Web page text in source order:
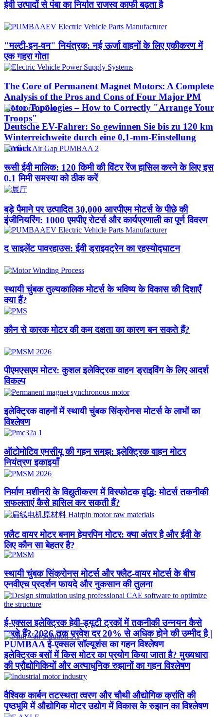
ईवी उत्पादों से पंबा का निर्यात राजस्व काफी बढ़ता है
"मल्टी-इन-वन" नियंत्रक: नई ऊर्जा वाहनों के लिए एकीकरण में
एक गहरा गोता
The Core of Permanent Magnet Motors: A Complete
Analysis of the Pros and Cons of Four Major PM
Rotor Topologies – How to Correctly "Arrange Your
Troops"
Deutsche EV-Fahrer: So gewinnen Sie bis zu 120 km
Winterreichweite durch eine 0,1-mm-Einstellung
zurück
रूसी ईवी मालिक: 120 किमी की विंटर रेंज हासिल करने के लिए इस
0.1 मिमी समस्या को ठीक करें
बड़े पैमाने पर उत्पादित 30,000 आरपीएम मोटर्स के पीछे की
इंजीनियरिंग: 1000 एमपीए रोटर्स और कार्यप्रणाली का पूर्ण विवरण
द साइलेंट पावरहाउस: ईवी ड्राइवट्रेन का रहस्योद्घाटन
स्थायी चुंबक तुल्यकालिक मोटर्स के भविष्य के विकास की दिशाएँ
क्या हैं?
कौन से कारक मोटर की कम दक्षता का कारण बन सकते हैं?
पीएमएसएम मोटर: कुशल इलेक्ट्रिक वाहन ड्राइविंग के लिए आदर्श
विकल्प
इलेक्ट्रिक वाहनों में स्थायी चुंबक सिंक्रोनस मोटर्स के लाभों का
विश्लेषण
ऑटोमोटिव एमसीयू की गहन समझ: इलेक्ट्रिक वाहन मोटर
नियंत्रण इकाइयाँ
निर्माण मशीनरी के विद्युतीकरण में विस्फोटक वृद्धि: मोटर्स तकनीकी
सफलताएं कैसे हासिल कर सकती हैं?​
फ़्लैट वायर मोटर बनाम हेयरपिन मोटर: क्या अंतर है और ईवी के
लिए कौन सा बेहतर है?
स्थायी चुंबक सिंक्रोनस मोटर्स और फ्लैट-वायर मोटर्स के बीच
एनवीएच प्रदर्शन फायदे और नुकसान की तुलना
ई-एक्सल इलेक्ट्रिक हेवी-ड्यूटी ट्रकों में तकनीकी उन्नयन कैसे
करते हैं? 2026 तक प्रवेश दर 20% से अधिक होने की उम्मीद है |
PUMBAA ई-एक्सल सॉल्यूशंस का गहन विश्लेषण
इलेक्ट्रिक बसों में किस मोटर का प्रयोग किया जाता है? मुख्यधारा
की प्रौद्योगिकियों और अत्याधुनिक रुझानों का गहन विश्लेषण
वैश्विक कार्बन तटस्थता त्वरण और चौथी औद्योगिक क्रांति की
पृष्ठभूमि में औद्योगिक मोटर उद्योग में विकास के रुझान का विश्लेषण